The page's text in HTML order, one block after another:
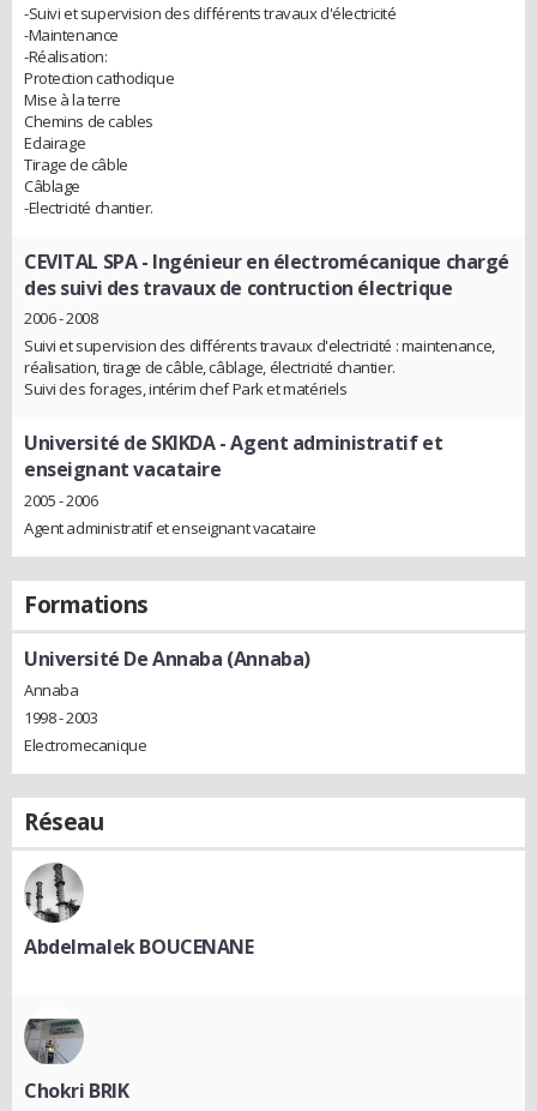
-Suivi et supervision des différents travaux d'électricité
-Maintenance
-Réalisation:
Protection cathodique
Mise à la terre
Chemins de cables
Eclairage
Tirage de câble
Câblage
-Electricité chantier.
CEVITAL SPA- Ingénieur en électromécanique chargé
des suivi des travaux de contruction électrique
2006 - 2008
Suivi et supervision des différents travaux d'electricité : maintenance,
réalisation, tirage de câble, câblage, électricité chantier.
Suivi des forages, intérim chef Park et matériels
Université de SKIKDA- Agent administratif et
enseignant vacataire
2005 - 2006
Agent administratif et enseignant vacataire
Formations
Université De Annaba (Annaba)
Annaba
1998 - 2003
Electromecanique
Réseau
Abdelmalek BOUCENANE
Chokri BRIK